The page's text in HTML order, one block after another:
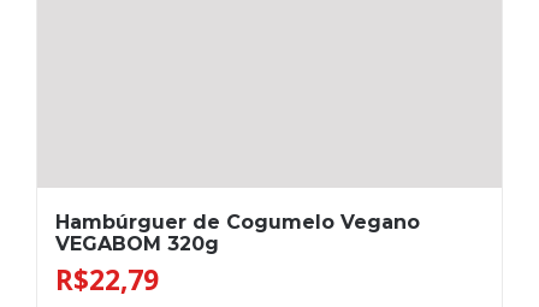
Hambúrguer de Cogumelo Vegano
VEGABOM 320g
R$22,79